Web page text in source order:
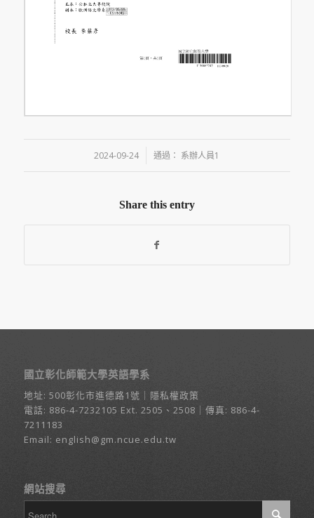
2024-09-24
/ 通過： 系辦人員1
Share this entry
國立彰化師範大學英語學系
地址: 500彰化市進德路1號 ｜ 隱私權政策
電話: 886-4-7232105 Ext. 2505、2508｜傳真: 886-4-
7211183
Email: english@gm.ncue.edu.tw
網站搜尋